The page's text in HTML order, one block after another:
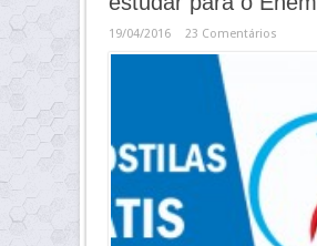
19/04/2016 23 Comentários